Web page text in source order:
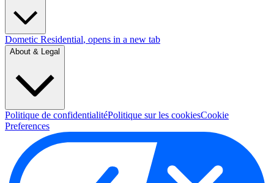
Dometic Residential, opens in a new tab
About & Legal
Politique de confidentialitéPolitique sur les cookiesCookie
Preferences